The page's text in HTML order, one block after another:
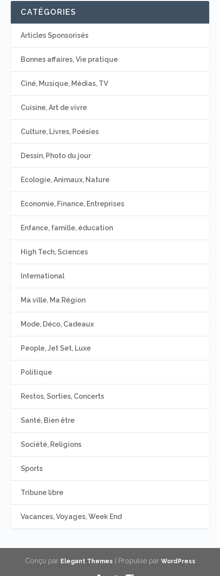
CATÉGORIES
Articles Sponsorisés
Bonnes affaires, Vie pratique
Ciné, Musique, Médias, TV
Cuisine, Art de vivre
Culture, Livres, Poésies
Dessin, Photo du jour
Ecologie, Animaux, Nature
Economie, Finance, Entreprises
Enfance, famille, éducation
High Tech, Sciences
International
Ma ville, Ma Région
Mode, Déco, Cadeaux
People, Jet Set, Luxe
Politique
Restos, Sorties, Concerts
Santé, Bien être
Société, Religions
Sports
Tribune libre
Vacances, Voyages, Week End
Conçu par Elegant Themes | Propulsé par WordPress